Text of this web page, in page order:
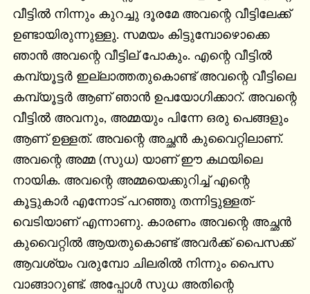
വീട്ടിൽ നിന്നും കുറച്ചു ദൂരമേ അവന്റെ വീട്ടിലേക്ക്
ഉണ്ടായിരുന്നുള്ളു. സമയം കിട്ടുമ്പോഴൊക്കെ
ഞാൻ അവന്റെ വീട്ടില് പോകും. എന്റെ വീട്ടിൽ
കമ്പ്യൂട്ടർ ഇല്ലാത്തതുകൊണ്ട് അവന്റെ വീട്ടിലെ
കമ്പ്യൂട്ടർ ആണ് ഞാൻ ഉപയോഗിക്കാറ്. അവന്റെ
വീട്ടിൽ അവനും, അമ്മയും പിന്നേ ഒരു പെങ്ങളും
ആണ് ഉള്ളത്. അവന്റെ അച്ഛൻ കുവൈറ്റിലാണ്.
അവന്റെ അമ്മ (സുധ) യാണ് ഈ കഥയിലെ
നായിക. അവന്റെ അമ്മയെക്കുറിച്ച് എന്റെ
കൂട്ടുകാർ എന്നോട് പറഞ്ഞു തന്നിട്ടുള്ളത്­­
വെടിയാണ് എന്നാണു. കാരണം അവന്റെ അച്ഛൻ
കുവൈറ്റിൽ ആയതുകൊണ്ട് അവർക്ക് പൈസക്ക്
ആവശ്യം വരുമ്പോ ചിലരിൽ നിന്നും പൈസ
വാങ്ങാറുണ്ട്. അപ്പോൾ സുധ അതിന്റെ